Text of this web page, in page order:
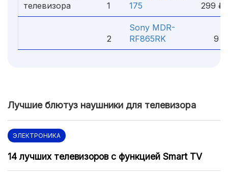
телевизора
1
175
299 ₽
2
Sony MDR-
RF865RK
9
Лучшие блютуз наушники для телевизора
ЭЛЕКТРОНИКА
14 лучших телевизоров с функцией Smart TV